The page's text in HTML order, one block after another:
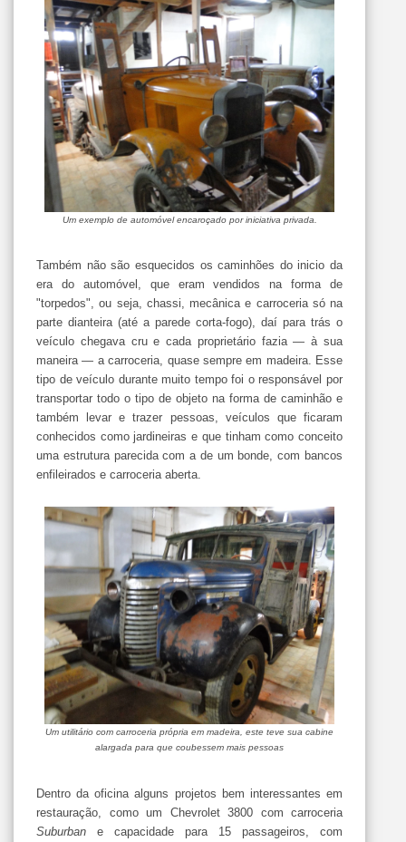
Um exemplo de automóvel encaroçado por iniciativa privada.
Também não são esquecidos os caminhões do inicio da
era do automóvel, que eram vendidos na forma de
"torpedos", ou seja, chassi, mecânica e carroceria só na
parte dianteira (até a parede corta-fogo), daí para trás o
veículo chegava cru e cada proprietário fazia — à sua
maneira — a carroceria, quase sempre em madeira. Esse
tipo de veículo durante muito tempo foi o responsável por
transportar todo o tipo de objeto na forma de caminhão e
também levar e trazer pessoas, veículos que ficaram
conhecidos como jardineiras e que tinham como conceito
uma estrutura parecida com a de um bonde, com bancos
enfileirados e carroceria aberta.
Um utilitário com carroceria própria em madeira, este teve sua cabine
alargada para que coubessem mais pessoas
Dentro da oficina alguns projetos bem interessantes em
restauração, como um Chevrolet 3800 com carroceria
Suburban e capacidade para 15 passageiros, com